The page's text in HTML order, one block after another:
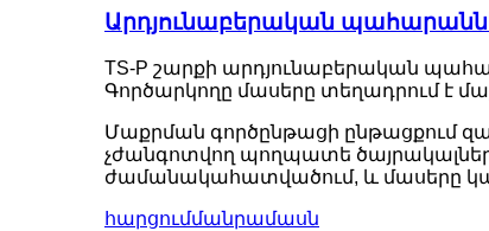
Արդյունաբերական
TS-P շարքի արդյունաբերական
Գործարկողը մասերը տեղադրում է
Մաքրման գործընթացի ընթացքում
չժանգոտվող պողպատե
ժամանակահատվածում, և մասերը
հարցումմանրամասն